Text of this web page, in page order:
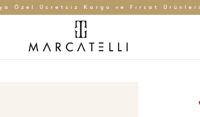
Özel Ücretsiz Kargo ve Fırsat Ürünleri